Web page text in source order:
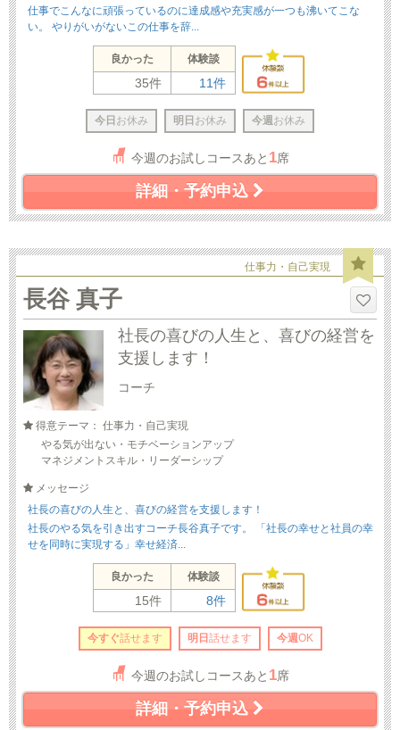
仕事でこんなに頑張っているのに達成感や充実感が一つも沸いてこな
い。 やりがいがないこの仕事を辞...
良かった 体験談
35件 11件
今日 お休み 明日 お休み 今週 お休み
今週のお試しコースあと 1席
詳細・予約申込
仕事力・自己実現
長谷 真子
社長の喜びの人生と、喜びの経営を
支援します！
コーチ
得意テーマ： 仕事力・自己実現
やる気が出ない・モチベーションアップ
マネジメントスキル・リーダーシップ
メッセージ
社長の喜びの人生と、喜びの経営を支援します！
社長のやる気を引き出すコーチ長谷真子です。 「社長の幸せと社員の幸
せを同時に実現する」幸せ経済...
良かった 体験談
15件 8件
今すぐ話せます 明日 話せます 今週OK
今週のお試しコースあと 1席
詳細・予約申込